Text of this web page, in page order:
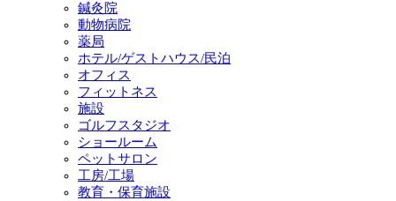
鍼灸院
動物病院
薬局
ホテル/ゲストハウス/民泊
オフィス
フィットネス
施設
ゴルフスタジオ
ショールーム
ペットサロン
工房/工場
教育・保育施設